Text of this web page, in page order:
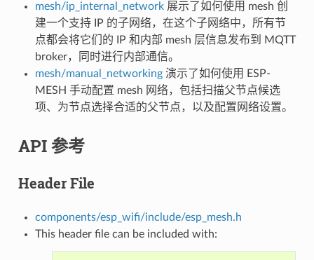
mesh/ip_internal_network展示了如何使用 mesh 创
建一个支持 IP 的子网络，在这个子网络中，所有节
点都会将它们的 IP 和内部 mesh 层信息发布到 MQTT
broker，同时进行内部通信。
mesh/manual_networking演示了如何使用 ESP-
MESH 手动配置 mesh 网络，包括扫描父节点候选
项、为节点选择合适的父节点，以及配置网络设置。
API 参考
Header File
components/esp_wifi/include/esp_mesh.h
This header file can be included with: